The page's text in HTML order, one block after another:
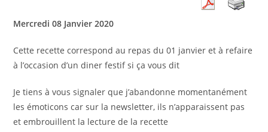
Mercredi 08 Janvier 2020
Cette recette correspond au repas du 01 janvier et à refaire
à l’occasion d’un diner festif si ça vous dit
Je tiens à vous signaler que j’abandonne momentanément
les émoticons car sur la newsletter, ils n’apparaissent pas
et embrouillent la lecture de la recette